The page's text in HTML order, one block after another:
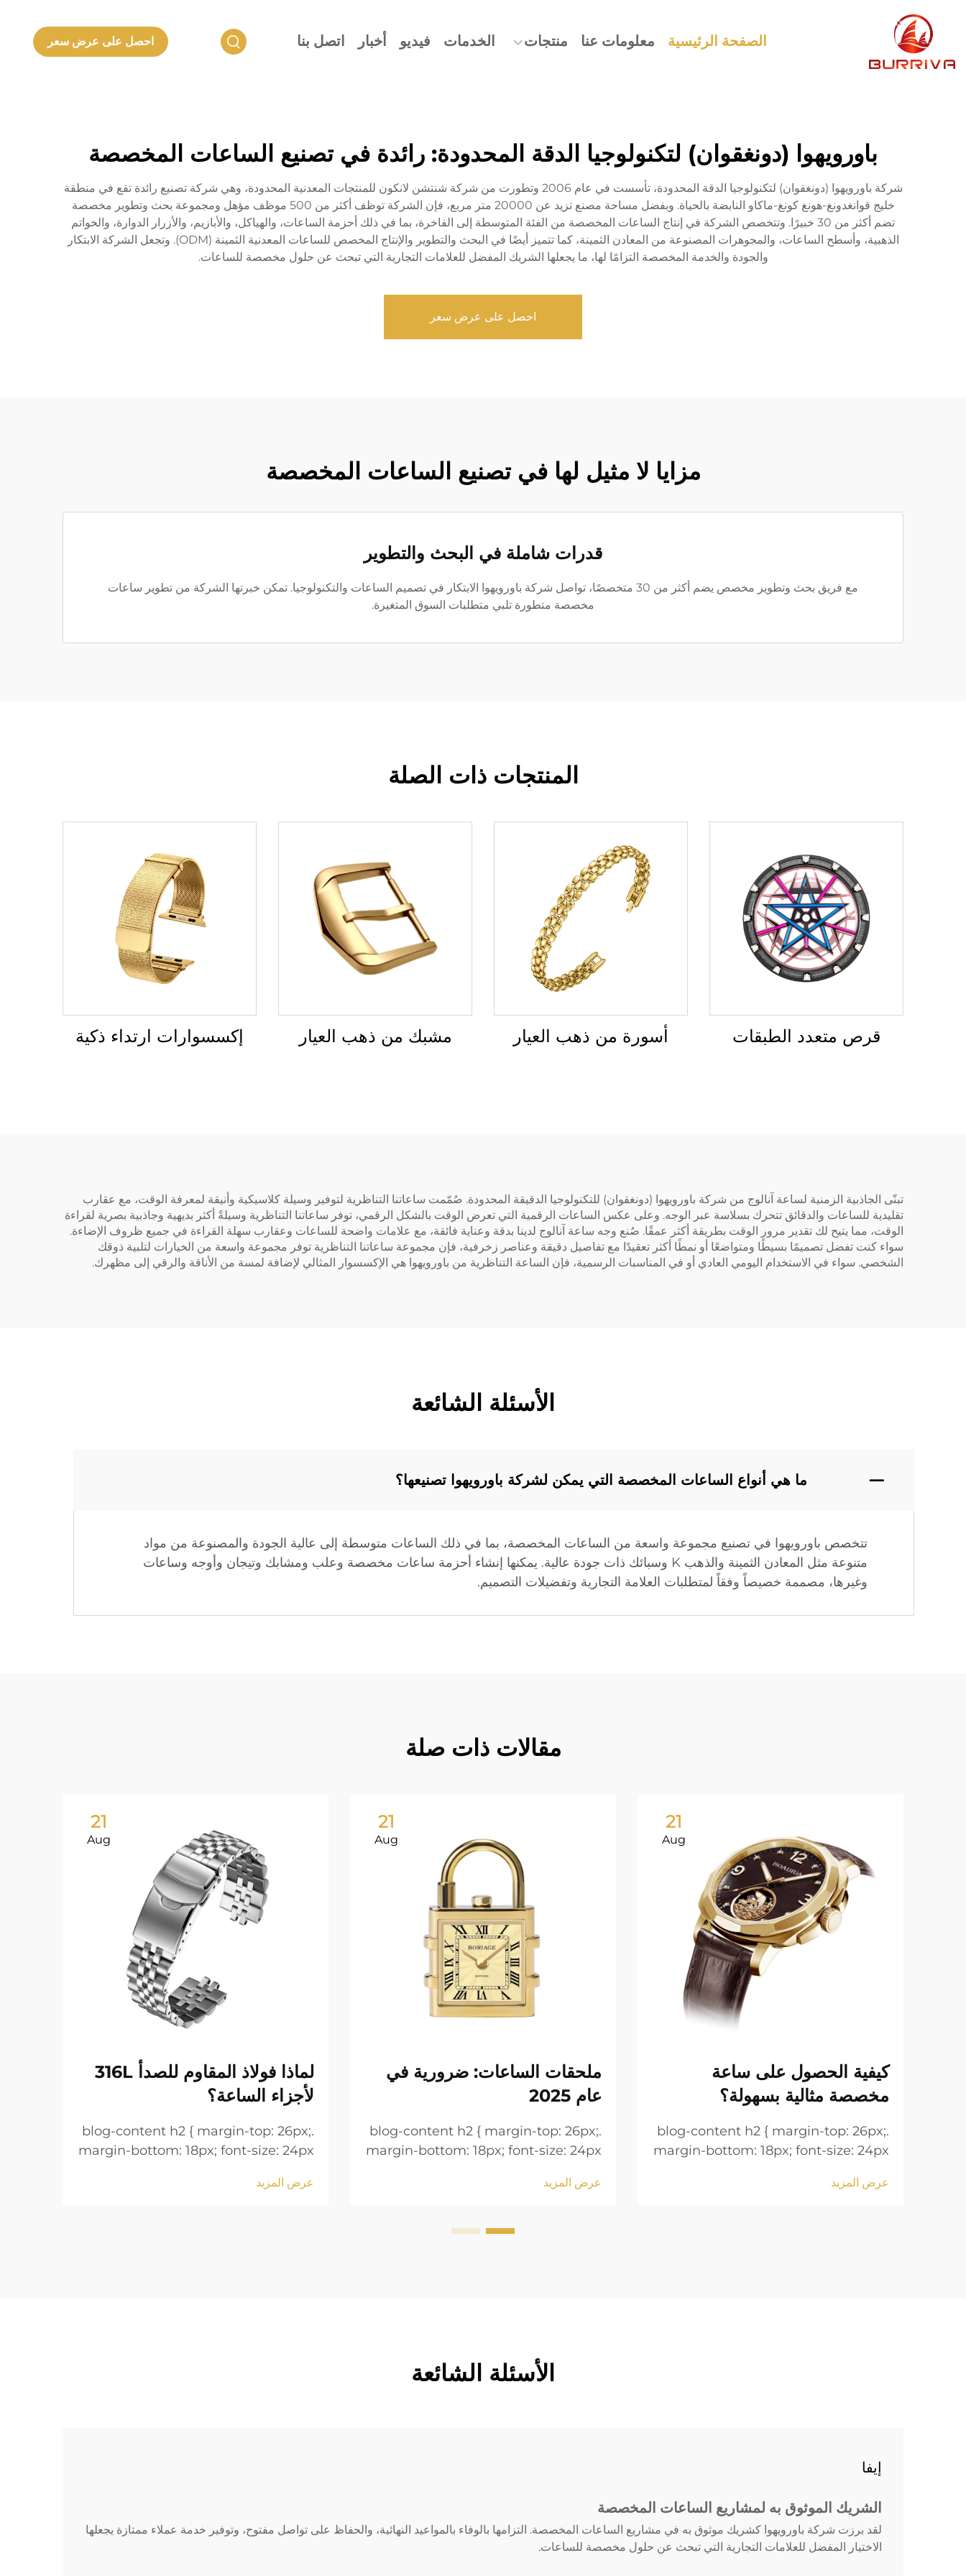
الصفحة الرئيسية معلومات عنا منتجات الخدمات فيديو أخبار اتصل بنا احصل على عرض سعر
باورويهوا (دونغقوان) لتكنولوجيا الدقة المحدودة: رائدة في تصنيع الساعات المخصصة
شركة باورويهوا (دونغقوان) لتكنولوجيا الدقة المحدودة، تأسست في عام 2006 وتطورت من شركة شنتشن لانكون للمنتجات المعدنية المحدودة، وهي شركة تصنيع رائدة تقع في منطقة
خليج قوانغدونغ-هونغ كونغ-ماكاو النابضة بالحياة. وبفضل مساحة مصنع تزيد عن 20000 متر مربع، فإن الشركة توظف أكثر من 500 موظف مؤهل ومجموعة بحث وتطوير مخصصة
تضم أكثر من 30 خبيرًا. وتتخصص الشركة في إنتاج الساعات المخصصة من الفئة المتوسطة إلى الفاخرة، بما في ذلك أحزمة الساعات، والهياكل، والأبازيم، والأزرار الدوارة، والخواتم
الذهبية، وأسطح الساعات، والمجوهرات المصنوعة من المعادن الثمينة، كما تتميز أيضًا في البحث والتطوير والإنتاج المخصص للساعات المعدنية الثمينة (ODM). وتجعل الشركة الابتكار
والجودة والخدمة المخصصة التزامًا لها، ما يجعلها الشريك المفضل للعلامات التجارية التي تبحث عن حلول مخصصة للساعات.
احصل على عرض سعر
مزايا لا مثيل لها في تصنيع الساعات المخصصة
قدرات شاملة في البحث والتطوير
مع فريق بحث وتطوير مخصص يضم أكثر من 30 متخصصًا، تواصل شركة باورويهوا الابتكار في تصميم الساعات والتكنولوجيا. تمكن خبرتها الشركة من تطوير ساعات
مخصصة متطورة تلبي متطلبات السوق المتغيرة.
المنتجات ذات الصلة
قرص متعدد الطبقات أسورة من ذهب العيار مشبك من ذهب العيار إكسسوارات ارتداء ذكية
تبنّى الجاذبية الزمنية لساعة آنالوج من شركة باورويهوا (دونغقوان) للتكنولوجيا الدقيقة المحدودة. صُمّمت ساعاتنا التناظرية لتوفير وسيلة كلاسيكية وأنيقة لمعرفة الوقت، مع عقارب
تقليدية للساعات والدقائق تتحرك بسلاسة عبر الوجه. وعلى عكس الساعات الرقمية التي تعرض الوقت بالشكل الرقمي، توفر ساعاتنا التناظرية وسيلةً أكثر بديهية وجاذبية بصرية لقراءة
الوقت، مما يتيح لك تقدير مرور الوقت بطريقة أكثر عمقًا. صُنع وجه ساعة آنالوج لدينا بدقة وعناية فائقة، مع علامات واضحة للساعات وعقارب سهلة القراءة في جميع ظروف الإضاءة.
سواء كنت تفضل تصميمًا بسيطًا ومتواضعًا أو نمطًا أكثر تعقيدًا مع تفاصيل دقيقة وعناصر زخرفية، فإن مجموعة ساعاتنا التناظرية توفر مجموعة واسعة من الخيارات لتلبية ذوقك
الشخصي. سواء في الاستخدام اليومي العادي أو في المناسبات الرسمية، فإن الساعة التناظرية من باورويهوا هي الإكسسوار المثالي لإضافة لمسة من الأناقة والرقي إلى مظهرك.
الأسئلة الشائعة
ما هي أنواع الساعات المخصصة التي يمكن لشركة باورويهوا تصنيعها؟
تتخصص باورويهوا في تصنيع مجموعة واسعة من الساعات المخصصة، بما في ذلك الساعات متوسطة إلى عالية الجودة والمصنوعة من مواد
متنوعة مثل المعادن الثمينة والذهب K وسبائك ذات جودة عالية. يمكنها إنشاء أحزمة ساعات مخصصة وعلب ومشابك وتيجان وأوجه وساعات
وغيرها، مصممة خصيصاً وفقاً لمتطلبات العلامة التجارية وتفضيلات التصميم.
مقالات ذات صلة
21
Aug
كيفية الحصول على ساعة
مخصصة مثالية بسهولة؟
.blog-content h2 { margin-top: 26px;
margin-bottom: 18px; font-size: 24px
height: normal; } .blog-content h3 {
عرض المزيد
21
Aug
ملحقات الساعات: ضرورية في
عام 2025
.blog-content h2 { margin-top: 26px;
margin-bottom: 18px; font-size: 24px
height: normal; } .blog-content h3 {
18px; font-size: 20px !important;
عرض المزيد
21
Aug
لماذا فولاذ المقاوم للصدأ 316L
لأجزاء الساعة؟
.blog-content h2 { margin-top: 26px;
margin-bottom: 18px; font-size: 24px
height: normal; } .blog-content h3 {
عرض المزيد
الأسئلة الشائعة
إيفا
الشريك الموثوق به لمشاريع الساعات المخصصة
لقد برزت شركة باورويهوا كشريك موثوق به في مشاريع الساعات المخصصة. التزامها بالوفاء بالمواعيد النهائية، والحفاظ على تواصل مفتوح، وتوفير خدمة عملاء ممتازة يجعلها
الاختيار المفضل للعلامات التجارية التي تبحث عن حلول مخصصة للساعات.